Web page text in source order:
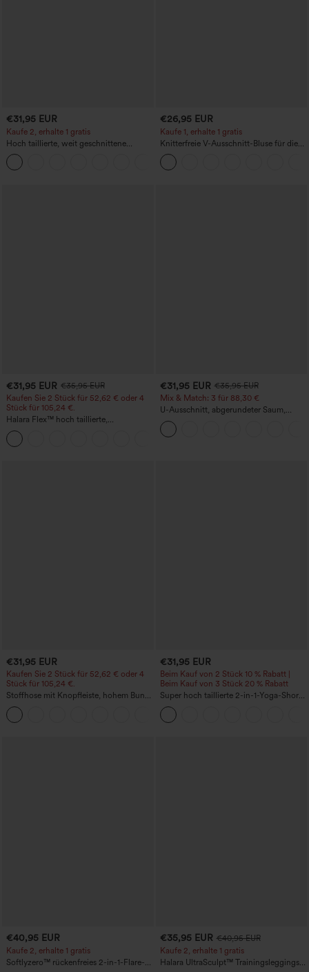
€31,95 EUR
Kaufe 2, erhalte 1 gratis
Hoch taillierte, weit geschnittene
Freizeithose aus Leinenmischung mit
Kordelzug und Taschen
€26,95 EUR
Kaufe 1, erhalte 1 gratis
Knitterfreie V-Ausschnitt-Bluse für die
Arbeit, kurzärmelig und oversized
€31,95 EUR €35,95 EUR
Kaufen Sie 2 Stück für 52,62 € oder 4
Stück für 105,24 €.
Halara Flex™ hoch taillierte,
figurformende Arbeitshose, die die Taille
schmaler wirken lässt, mit Taschen,
weitem Bein und Mikro-Waffelstruktur
€31,95 EUR €35,95 EUR
Mix & Match: 3 für 88,30 €
U-Ausschnitt, abgerundeter Saum,
InstantCool Yoga-Trägertop – UPF50+
€31,95 EUR
Kaufen Sie 2 Stück für 52,62 € oder 4
Stück für 105,24 €.
Stoffhose mit Knopfleiste, hohem Bund,
mehreren Taschen und geradem Bein
€31,95 EUR
Beim Kauf von 2 Stück 10 % Rabatt |
Beim Kauf von 3 Stück 20 % Rabatt
Super hoch taillierte 2-in-1-Yoga-Shorts
mit Gesäßtasche und Seitentasche-
längere Länge
€40,95 EUR
Kaufe 2, erhalte 1 gratis
Softlyzero™ rückenfreies 2-in-1-Flare-
€35,95 EUR €40,95 EUR
Kaufe 2, erhalte 1 gratis
Halara UltraSculpt™ Trainingsleggings